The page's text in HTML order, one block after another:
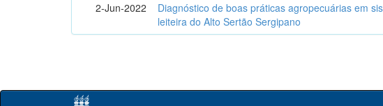
2-Jun-2022
Diagnóstico de boas práticas agropecuárias em
leiteira do Alto Sertão Sergipano